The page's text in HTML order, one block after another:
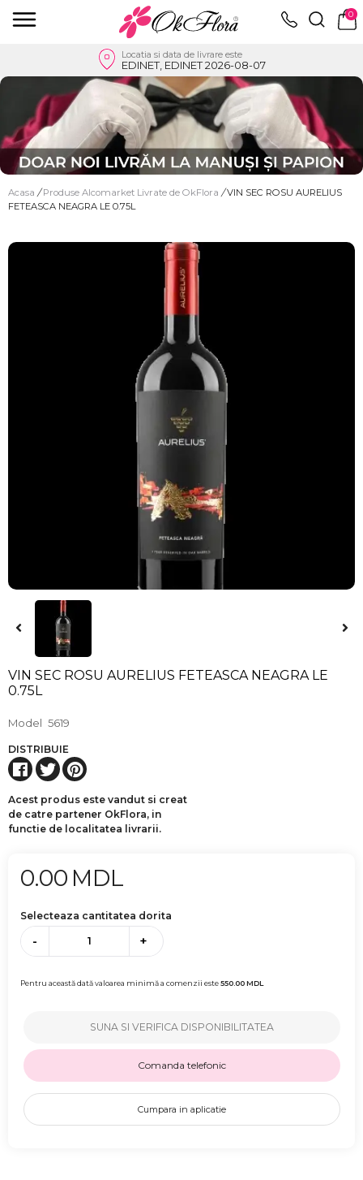
0
Locatia si data de livrare este
EDINET, EDINET 2026-08-07
Acasa / Produse Alcomarket Livrate de OkFlora / VIN SEC ROSU AURELIUS
FETEASCA NEAGRA LE 0.75L
VIN SEC ROSU AURELIUS FETEASCA NEAGRA LE
0.75L
Model 5619
DISTRIBUIE
Acest produs este vandut si creat
de catre partener OkFlora, in
functie de localitatea livrarii.
0.00 MDL
Selecteaza cantitatea dorita
- +
Pentru această dată valoarea minimă a comenzii este550.00MDL
SUNA SI VERIFICA DISPONIBILITATEA
Comanda telefonic
Cumpara in aplicatie